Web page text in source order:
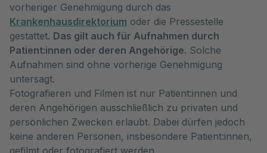
vorheriger Genehmigung durch das
Krankenhausdirektorium oder die Pressestelle
gestattet. Das gilt auch für Aufnahmen durch
Patient:innen oder deren Angehörige. Solche
Aufnahmen sind ohne vorherige Genehmigung
untersagt.
Fotografieren und Filmen ist nur Patient:innen und
deren Angehörigen ausschließlich zu privaten und
persönlichen Zwecken erlaubt. Dabei dürfen jedoch
keine anderen Personen, insbesondere Patient:innen,